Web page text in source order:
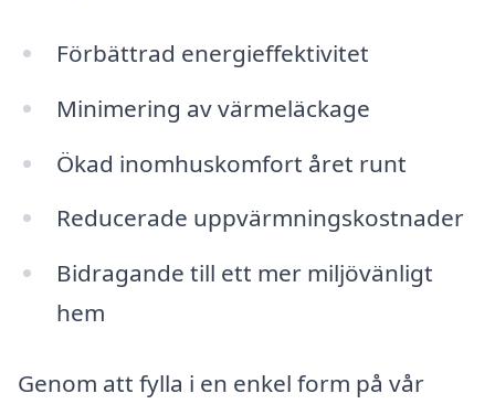
Förbättrad energieffektivitet
Minimering av värmeläckage
Ökad inomhuskomfort året runt
Reducerade uppvärmningskostnader
Bidragande till ett mer miljövänligt
hem
Genom att fylla i en enkel form på vår